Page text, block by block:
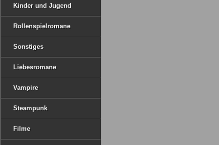
Kinder und Jugend
Rollenspielromane
Sonstiges
Liebesromane
Vampire
Steampunk
Filme